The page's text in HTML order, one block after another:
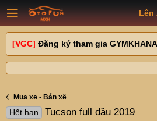
Lên
[VGC] Đăng ký tham gia
Mua xe - Bán xế
Hết hạn Tucson full dầu 2019